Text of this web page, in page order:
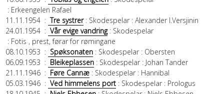
: Erkeengelen Rafael
11.11.1954: Tre systrer: Skodespelar: Alexander I.Versjinin
24.01.1954: Vår evige vandring: Skodespelar
: Fotis , prest, førar for rømingane
08.10.1953 : Spøksonaten: Skodespelar: Obersten
06.09.1953 : Bleikeplassen: Skodespelar: Johan Tander
21.11.1946: Føre Cannæ: Skodespelar: Hannibal
05.03.1946: Ved himmelens port: Skodespelar: Prologus